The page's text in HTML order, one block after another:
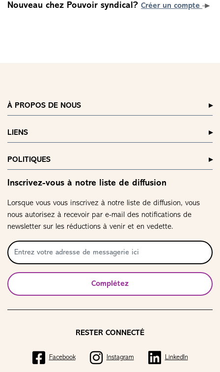
Nouveau chez Pouvoir syndical? Créer un compte
À PROPOS DE NOUS
LIENS
POLITIQUES
Inscrivez-vous à notre liste de diffusion
Lorsque vous vous inscrivez à notre liste de diffusion, vous
nous autorisez à recevoir par e-mail des notifications de
newsletter sur les réductions à venir et en vedette.
Complétez
RESTER CONNECTÉ
Facebook Instagram LinkedIn